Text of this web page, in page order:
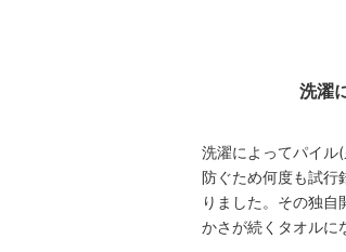
洗濯
洗濯によってパイル
防ぐため何度も試行
りました。その独
かさが続くタオルに